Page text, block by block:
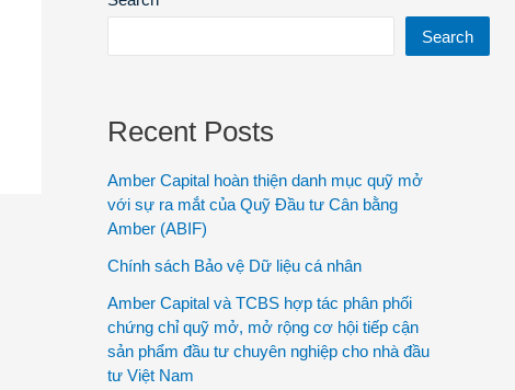
Search
Recent Posts
Amber Capital hoàn thiện danh mục quỹ mở
với sự ra mắt của Quỹ Đầu tư Cân bằng
Amber (ABIF)
Chính sách Bảo vệ Dữ liệu cá nhân
Amber Capital và TCBS hợp tác phân phối
chứng chỉ quỹ mở, mở rộng cơ hội tiếp cận
sản phẩm đầu tư chuyên nghiệp cho nhà đầu
tư Việt Nam